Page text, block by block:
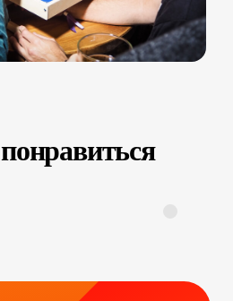
понравиться
Продажа устройств
О нас